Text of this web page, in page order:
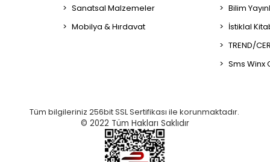
Sanatsal Malzemeler
Mobilya & Hırdavat
Bilim
İstiklal
TREND/
Sms Winx
Tüm bilgileriniz 256bit SSL Sertifikası ile korunmaktadır.
© 2022 Tüm Hakları Saklıdır